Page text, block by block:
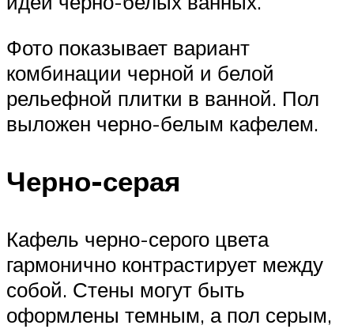
Фото показывает вариант
комбинации черной и белой
рельефной плитки в ванной. Пол
выложен черно-белым кафелем.
Черно-серая
Кафель черно-серого цвета
гармонично контрастирует между
собой. Стены могут быть
оформлены темным, а пол серым,